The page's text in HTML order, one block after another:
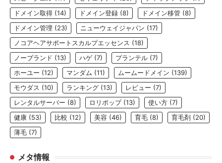
ドメイン取得 (14) ドメイン登録 (8) ドメイン移管 (8)
ドメイン管理 (23) ニューウェイジャパン (17)
ノコアヘアサポートスカルプエッセンス (18)
ノーブランド (13) ハゲ (7) プランテル (7)
ホーユー (12) マンダム (11) ムームードメイン (139)
モウダス (10) ランキング (13) レビュー (7)
レンタルサーバー (8) ロリポップ(13) 使い方 (7)
健康 (53) 比較 (12) 美容 (46) 育毛 (8) 育毛剤 (20)
薄毛 (7)
メタ情報